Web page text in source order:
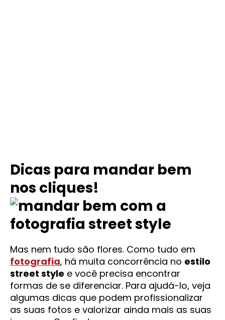
Dicas para mandar bem
nos cliques!
Mas nem tudo são flores. Como tudo em
fotografia, há muita concorrência no estilo
street style e você precisa encontrar
formas de se diferenciar. Para ajudá-lo, veja
algumas dicas que podem profissionalizar
as suas fotos e valorizar ainda mais as suas